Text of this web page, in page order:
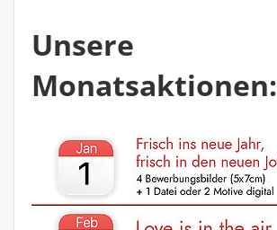
Unsere
Monatsaktionen: